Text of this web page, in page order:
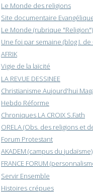
Le Monde des religions
Site documentaire
Le Monde (rubrique "Religion")
Une foi par semaine (blog I. de
AFRIK
Vigie de la laïcité
LA REVUE DESSINEE
Christianisme Aujourd'hui
Hebdo Réforme
Chroniques LA CROIX S.Fath
ORELA (Obs. des religions et
Forum Protestant
AKADEM (campus du judaïsme)
FRANCE FORUM
Servir Ensemble
Histoires crépues